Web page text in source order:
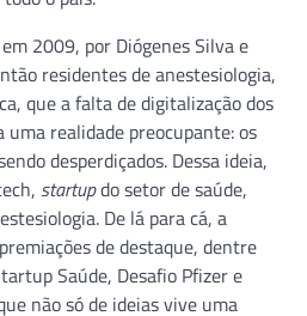
2009, por Diógenes Silva e
residentes de anestesiologia,
que a falta de digitalização dos
realidade preocupante: os
desperdiçados. Dessa ideia,
startupdo setor de saúde,
De lá para cá, a
de destaque, dentre
Saúde, Desafio Pfizer e
não só de ideias vive uma